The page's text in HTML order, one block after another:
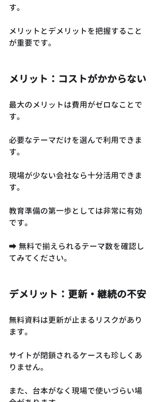
す。
メリットとデメリットを把握すること
が重要です。
メリット：コストがかからない
最大のメリットは費用がゼロなことで
す。
必要なテーマだけを選んで利用できま
す。
現場が少ない会社なら十分活用できま
す。
教育準備の第一歩としては非常に有効
です。
➡ 無料で揃えられるテーマ数を確認し
てみてください。
デメリット：更新・継続の不安
無料資料は更新が止まるリスクがあり
ます。
サイトが閉鎖されるケースも珍しくあ
りません。
また、台本がなく現場で使いづらい場